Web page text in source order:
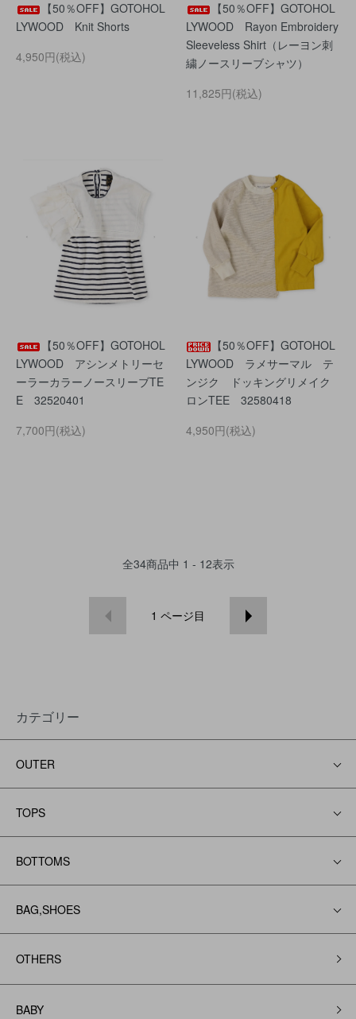
【50％OFF】GOTOHOL
LYWOOD Knit Shorts
4,950円(税込)
【50％OFF】GOTOHOL
LYWOOD Rayon Embroidery
Sleeveless Shirt（レーヨン刺
繍ノースリーブシャツ）
11,825円(税込)
【50％OFF】GOTOHOL
LYWOOD アシンメトリーセ
ーラーカラーノースリーブTE
E 32520401
7,700円(税込)
【50％OFF】GOTOHOL
LYWOOD ラメサーマル テ
ンジク ドッキングリメイク
ロンTEE 32580418
4,950円(税込)
全34商品中 1 - 12表示
1 ページ目
カテゴリー
OUTER
TOPS
BOTTOMS
BAG,SHOES
OTHERS
BABY